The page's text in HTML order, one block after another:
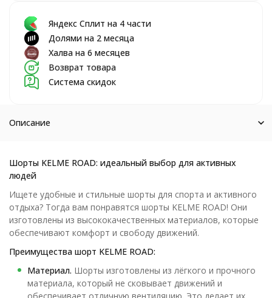
Яндекс Сплит на 4 части
Долями на 2 месяца
Халва на 6 месяцев
Возврат товара
Система скидок
Описание
Шорты KELME ROAD: идеальный выбор для активных
людей
Ищете удобные и стильные шорты для спорта и активного
отдыха? Тогда вам понравятся шорты KELME ROAD! Они
изготовлены из высококачественных материалов, которые
обеспечивают комфорт и свободу движений.
Преимущества шорт KELME ROAD:
Материал. Шорты изготовлены из лёгкого и прочного
материала, который не сковывает движений и